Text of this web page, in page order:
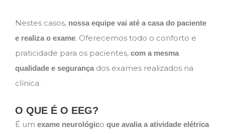
Nestes casos, nossa equipe vai até a casa do paciente
e realiza o exame. Oferecemos todo o conforto e
praticidade para os pacientes, com a mesma
qualidade e segurançados exames realizados na
clínica.
O QUE É O EEG?
É um exame neurológico que avalia a atividade elétrica